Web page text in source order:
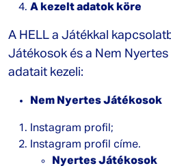
A kezelt adatok köre
A HELL a Játékkal
Játékosok és a Nem
adatait kezeli:
Nem Nyertes Játékosok
Instagram profil;
Instagram profil címe.
Nyertes Játékosok